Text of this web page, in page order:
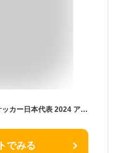
【ジュニア＆大人】[マーキング対応] サッカー日本代表 2024 アウェイ レプリカユニフォーム ( 名前 名入れ 名前入り 名入り ネーム ナンバー 番号 日本代表ユニフォーム サポーター 応援 送料無料 大人サイズ 子供 誕生日 プレゼント 選手 選手名 代表選手 )
でみる